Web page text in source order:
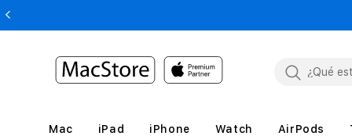
Mac iPad iPhone Watch AirPods